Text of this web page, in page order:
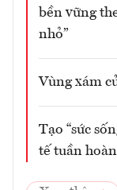
bền vững
nhỏ”
Vùng xám
Tạo “sức
tế tuần hoàn